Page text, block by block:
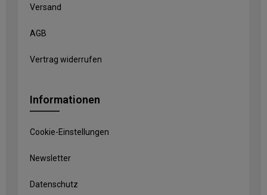
Versand
AGB
Vertrag widerrufen
Informationen
Cookie-Einstellungen
Newsletter
Datenschutz